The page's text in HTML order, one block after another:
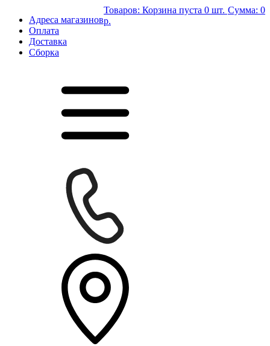
Адреса магазинов
Оплата
Доставка
Сборка
Товаров: Корзина пуста 0 шт. Сумма: 0
р.